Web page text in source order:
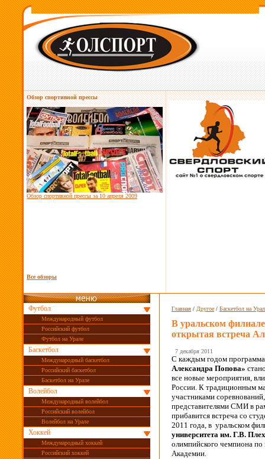
Обзор спортивной прессы
Обзор спортивной прессы за 10 апреля 2009
Все обзоры
Футбол
Международный футбол
Российский футбол
Футбол на Урале
Баскетбол
Международный баскетбол
Российский баскетбол
Баскетбол на Урале
Волейбол
Международный волейбол
Российский волейбол
Волейбол на Урале
Хоккей
Международный хоккей
Российский хоккей
Главная / Другое / Баскетбол на
В уральском
открытая встреча
7 декабря 2011
С каждым годом
Александра Попова»
все новые мероприятия,
России. К традиционным
участниками
представителями СМИ в
прибавится встреча со
2011 года, в уральском
университета им. Г.В.
олимпийского чемпиона
Академии.